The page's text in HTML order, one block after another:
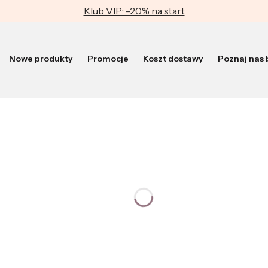
Klub VIP: -20% na start
Nowe produkty Promocje Koszt dostawy Poznaj nas